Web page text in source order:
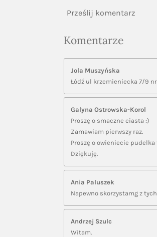
Prześlij komentarz
Komentarze
Jola Muszyńska
Łódź ul krzemieniecka 7/9
Galyna Ostrowska-Korol
Proszę o smaczne ciasta :)
Zamawiam pierwszy raz.
Proszę o owieniecie
Dziękuję.
Ania Paluszek
Napewno skorzystamg z
Andrzej Szulc
Witam.